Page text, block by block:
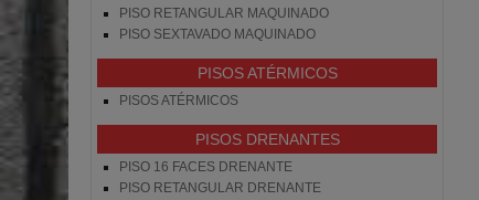
PISO RETANGULAR MAQUINADO
PISO SEXTAVADO MAQUINADO
PISOS ATÉRMICOS
PISOS ATÉRMICOS
PISOS DRENANTES
PISO 16 FACES DRENANTE
PISO RETANGULAR DRENANTE